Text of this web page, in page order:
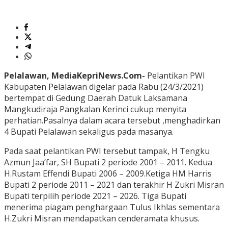
Pelalawan, MediaKepriNews.Com- Pelantikan PWI
Kabupaten Pelalawan digelar pada Rabu (24/3/2021)
bertempat di Gedung Daerah Datuk Laksamana
Mangkudiraja Pangkalan Kerinci cukup menyita
perhatian.Pasalnya dalam acara tersebut ,menghadirkan
4 Bupati Pelalawan sekaligus pada masanya.
Pada saat pelantikan PWI tersebut tampak, H Tengku
Azmun Jaa’far, SH Bupati 2 periode 2001 – 2011. Kedua
H.Rustam Effendi Bupati 2006 – 2009.Ketiga HM Harris
Bupati 2 periode 2011 – 2021 dan terakhir H Zukri Misran
Bupati terpilih periode 2021 – 2026. Tiga Bupati
menerima piagam penghargaan Tulus Ikhlas sementara
H.Zukri Misran mendapatkan cenderamata khusus.